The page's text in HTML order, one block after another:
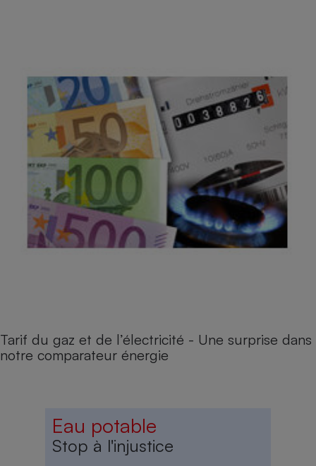
Tarif du gaz et de l’électricité - Une surprise dans
notre comparateur énergie
Eau potable
Stop à l'injustice